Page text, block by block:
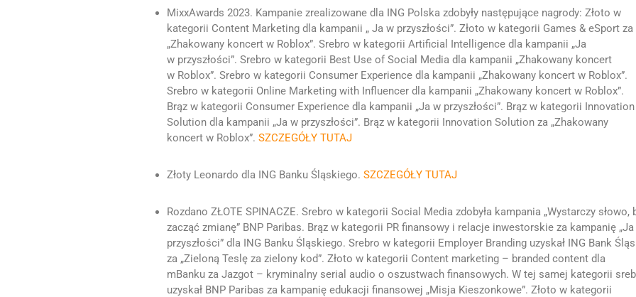
MixxAwards 2023. Kampanie zrealizowane dla ING Polska zdobyły następujące nagrody: Złoto w
kategorii Content Marketing dla kampanii „ Ja w przyszłości”. Złoto w kategorii Games & eSport za
„Zhakowany koncert w Roblox”. Srebro w kategorii Artificial Intelligence dla kampanii „Ja
w przyszłości”. Srebro w kategorii Best Use of Social Media dla kampanii „Zhakowany koncert
w Roblox”. Srebro w kategorii Consumer Experience dla kampanii „Zhakowany koncert w Roblox”.
Srebro w kategorii Online Marketing with Influencer dla kampanii „Zhakowany koncert w Roblox”.
Brąz w kategorii Consumer Experience dla kampanii „Ja w przyszłości”. Brąz w kategorii Innovation
Solution dla kampanii „Ja w przyszłości”. Brąz w kategorii Innovation Solution za „Zhakowany
koncert w Roblox”. SZCZEGÓŁY TUTAJ
Złoty Leonardo dla ING Banku Śląskiego. SZCZEGÓŁY TUTAJ
Rozdano ZŁOTE SPINACZE. Srebro w kategorii Social Media zdobyła kampania „Wystarczy słowo,
zacząć zmianę” BNP Paribas. Brąz w kategorii PR finansowy i relacje inwestorskie za kampanię
przyszłości” dla ING Banku Śląskiego. Srebro w kategorii Employer Branding uzyskał ING Bank
za „Zieloną Teslę za zielony kod”. Złoto w kategorii Content marketing – branded content dla
mBanku za Jazgot – kryminalny serial audio o oszustwach finansowych. W tej samej kategorii
uzyskał BNP Paribas za kampanię edukacji finansowej „Misja Kieszonkowe”. Złoto w kategorii